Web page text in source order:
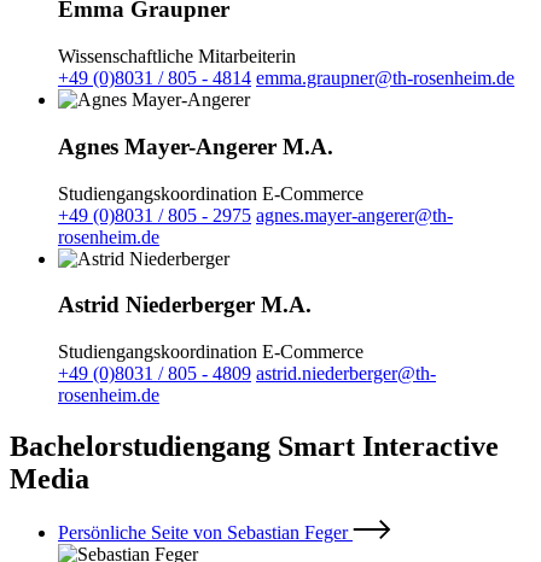
Emma Graupner
Wissenschaftliche Mitarbeiterin
+49 (0)8031 / 805 - 4814 emma.graupner@th-rosenheim.de
Agnes Mayer-Angerer M.A.
Studiengangskoordination E-Commerce
+49 (0)8031 / 805 - 2975 agnes.mayer-angerer@th-
rosenheim.de
Astrid Niederberger M.A.
Studiengangskoordination E-Commerce
+49 (0)8031 / 805 - 4809 astrid.niederberger@th-
rosenheim.de
Bachelorstudiengang Smart Interactive
Media
Persönliche Seite von Sebastian Feger